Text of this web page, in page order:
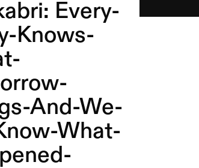
Every-
Knows-
And-We-
What-